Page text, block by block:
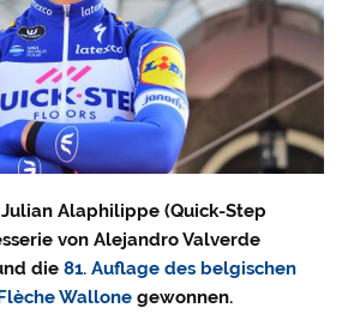
Alaphilippe (Quick-Step
von Alejandro Valverde
die81. Auflage des belgischen
Wallone gewonnen.